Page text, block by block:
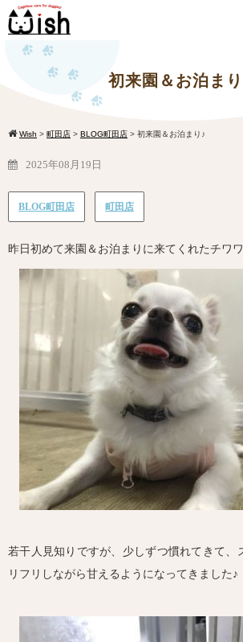
初来園＆お泊ま
Wish > 町田店 > BLOG町田店 > 初来園＆お泊まり♪
2025年08月19日
BLOG町田店 町田店
昨日初めて来園＆お泊まりに来てくれたチワ
若干人見知りですが、少しずつ慣れてきて、
リフリしながら甘えるようになってきました♪